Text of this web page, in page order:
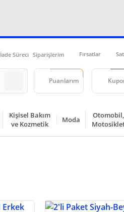
İade Süreci Siparişlerim Fırsatlar
Puanlarım
Kişisel Bakım
ve Kozmetik
Moda
Otomobil,